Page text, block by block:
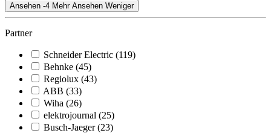
Ansehen -4 Mehr Ansehen Weniger
Partner
Schneider Electric (119)
Behnke (45)
Regiolux (43)
ABB (33)
Wiha (26)
elektrojournal (25)
Busch-Jaeger (23)